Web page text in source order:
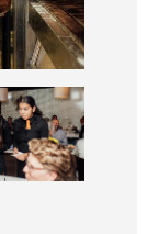
Groter